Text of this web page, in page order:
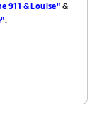
911 & Louise" &
.